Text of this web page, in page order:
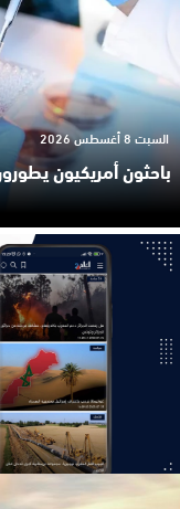
باحثون أمريكيون
السبت 8 أغسطس 2026